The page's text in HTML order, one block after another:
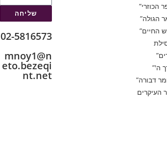
הכוזרי”
הגולה”
החיים”
ה'”
דבורה”
העיקרים
שליחה
02-5816573
mnoy1@n
eto.bezeqi
nt.net